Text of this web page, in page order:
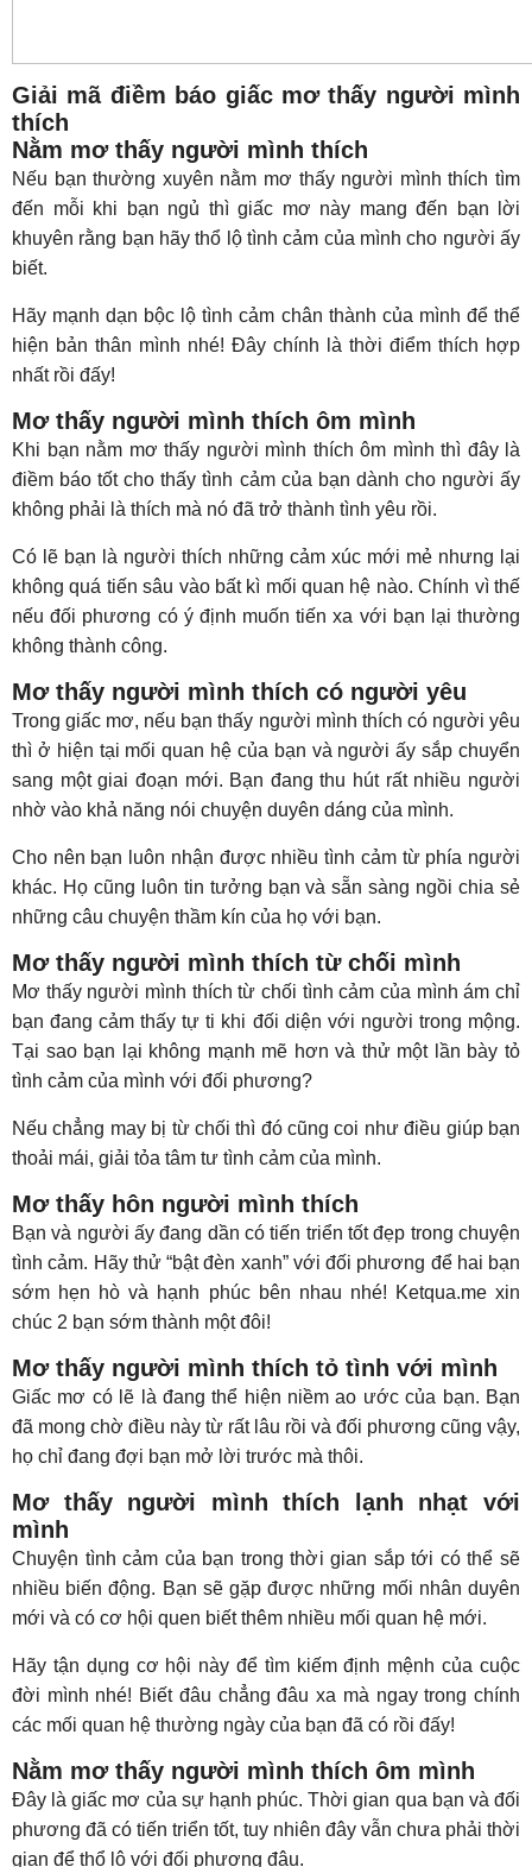
Giải mã điềm báo giấc mơ thấy người mình
thích
Nằm mơ thấy người mình thích
Nếu bạn thường xuyên nằm mơ thấy người mình thích tìm
đến mỗi khi bạn ngủ thì giấc mơ này mang đến bạn lời
khuyên rằng bạn hãy thổ lộ tình cảm của mình cho người ấy
biết.
Hãy mạnh dạn bộc lộ tình cảm chân thành của mình để thể
hiện bản thân mình nhé! Đây chính là thời điểm thích hợp
nhất rồi đấy!
Mơ thấy người mình thích ôm mình
Khi bạn nằm mơ thấy người mình thích ôm mình thì đây là
điềm báo tốt cho thấy tình cảm của bạn dành cho người ấy
không phải là thích mà nó đã trở thành tình yêu rồi.
Có lẽ bạn là người thích những cảm xúc mới mẻ nhưng lại
không quá tiến sâu vào bất kì mối quan hệ nào. Chính vì thế
nếu đối phương có ý định muốn tiến xa với bạn lại thường
không thành công.
Mơ thấy người mình thích có người yêu
Trong giấc mơ, nếu bạn thấy người mình thích có người yêu
thì ở hiện tại mối quan hệ của bạn và người ấy sắp chuyển
sang một giai đoạn mới. Bạn đang thu hút rất nhiều người
nhờ vào khả năng nói chuyện duyên dáng của mình.
Cho nên bạn luôn nhận được nhiều tình cảm từ phía người
khác. Họ cũng luôn tin tưởng bạn và sẵn sàng ngồi chia sẻ
những câu chuyện thầm kín của họ với bạn.
Mơ thấy người mình thích từ chối mình
Mơ thấy người mình thích từ chối tình cảm của mình ám chỉ
bạn đang cảm thấy tự ti khi đối diện với người trong mộng.
Tại sao bạn lại không mạnh mẽ hơn và thử một lần bày tỏ
tình cảm của mình với đối phương?
Nếu chẳng may bị từ chối thì đó cũng coi như điều giúp bạn
thoải mái, giải tỏa tâm tư tình cảm của mình.
Mơ thấy hôn người mình thích
Bạn và người ấy đang dần có tiến triển tốt đẹp trong chuyện
tình cảm. Hãy thử “bật đèn xanh” với đối phương để hai bạn
sớm hẹn hò và hạnh phúc bên nhau nhé! Ketqua.me xin
chúc 2 bạn sớm thành một đôi!
Mơ thấy người mình thích tỏ tình với mình
Giấc mơ có lẽ là đang thể hiện niềm ao ước của bạn. Bạn
đã mong chờ điều này từ rất lâu rồi và đối phương cũng vậy,
họ chỉ đang đợi bạn mở lời trước mà thôi.
Mơ thấy người mình thích lạnh nhạt với
mình
Chuyện tình cảm của bạn trong thời gian sắp tới có thể sẽ
nhiều biến động. Bạn sẽ gặp được những mối nhân duyên
mới và có cơ hội quen biết thêm nhiều mối quan hệ mới.
Hãy tận dụng cơ hội này để tìm kiếm định mệnh của cuộc
đời mình nhé! Biết đâu chẳng đâu xa mà ngay trong chính
các mối quan hệ thường ngày của bạn đã có rồi đấy!
Nằm mơ thấy người mình thích ôm mình
Đây là giấc mơ của sự hạnh phúc. Thời gian qua bạn và đối
phương đã có tiến triển tốt, tuy nhiên đây vẫn chưa phải thời
gian để thổ lộ với đối phương đâu.